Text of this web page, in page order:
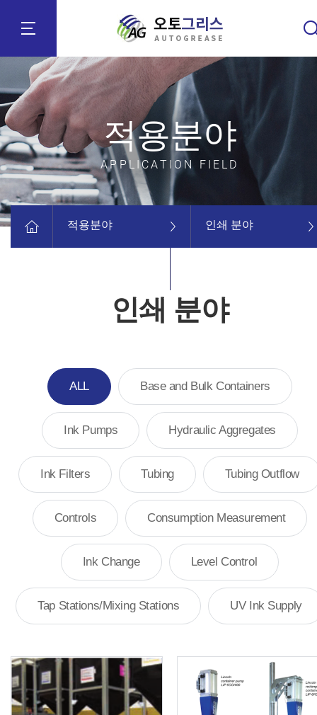
적용분야
APPLICATION FIELD
적용분야 인쇄 분야
인쇄 분야
ALL Base and Bulk Containers
Ink Pumps Hydraulic Aggregates
Ink Filters Tubing Tubing Outflow
Controls Consumption Measurement
Ink Change Level Control
Tap Stations/Mixing Stations UV Ink Supply